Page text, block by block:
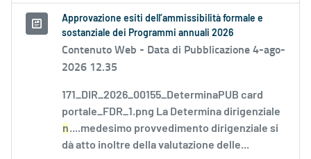
Approvazione esiti dell’ammissibilità formale e
sostanziale dei Programmi annuali 2026
Contenuto Web - Data di Pubblicazione 4-ago-
2026 12.35
171_DIR_2026_00155_DeterminaPUB card
portale_FDR_1.png La Determina dirigenziale
n....medesimo provvedimento dirigenziale si
dà atto inoltre della valutazione delle...